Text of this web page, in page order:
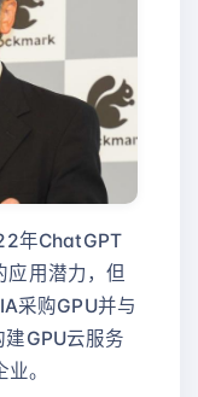
年ChatGPT
应用潜力，但
采购GPU并与
GPU云服务
。